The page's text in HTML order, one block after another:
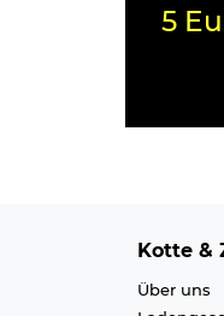
5
Kotte &
Über uns